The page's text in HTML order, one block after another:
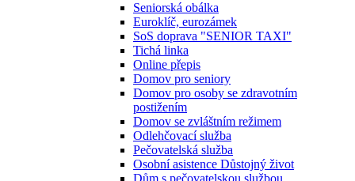
Seniorská obálka
Euroklíč, eurozámek
SoS doprava "SENIOR TAXI"
Tichá linka
Online přepis
Domov pro seniory
Domov pro osoby se zdravotním
postižením
Domov se zvláštním režimem
Odlehčovací služba
Pečovatelská služba
Osobní asistence Důstojný život
Dům s pečovatelskou službou